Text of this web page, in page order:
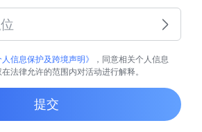
人信息保护及跨境声明》
，同意相关个人信息
法律允许的范围内对活动进行解释。
提交